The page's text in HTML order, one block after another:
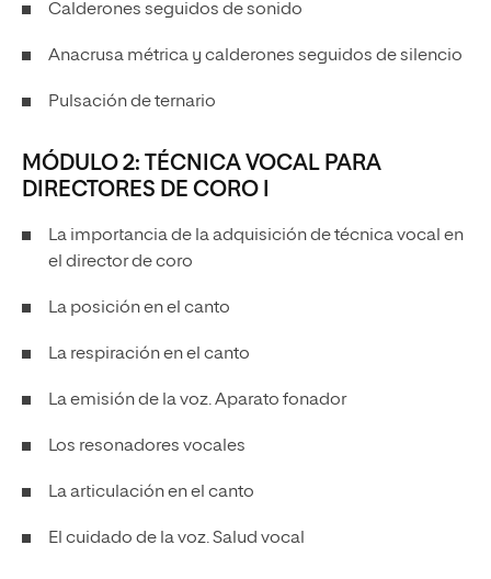
Calderones seguidos de sonido
Anacrusa métrica y calderones seguidos de silencio
Pulsación de ternario
MÓDULO 2: TÉCNICA VOCAL PARA
DIRECTORES DE CORO I
La importancia de la adquisición de técnica vocal en
el director de coro
La posición en el canto
La respiración en el canto
La emisión de la voz. Aparato fonador
Los resonadores vocales
La articulación en el canto
El cuidado de la voz. Salud vocal